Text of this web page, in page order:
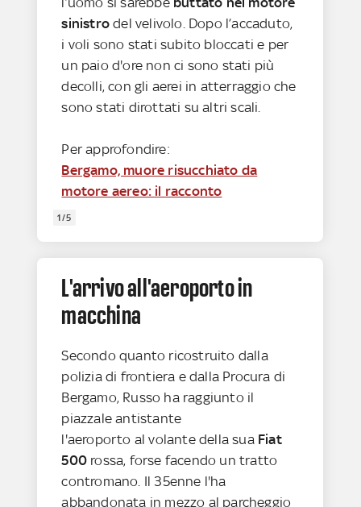
sinistro del velivolo. Dopo l’accaduto,
i voli sono stati subito bloccati e per
un paio d'ore non ci sono stati più
decolli, con gli aerei in atterraggio che
sono stati dirottati su altri scali.
Per approfondire:
Bergamo, muore risucchiato da
motore aereo: il racconto
1/5
L'arrivo all'aeroporto in
macchina
Secondo quanto ricostruito dalla
polizia di frontiera e dalla Procura di
Bergamo, Russo ha raggiunto il
piazzale antistante
l'aeroporto al volante della suaFiat
500 rossa, forse facendo un tratto
contromano. Il 35enne l'ha
abbandonata in mezzo al parcheggio